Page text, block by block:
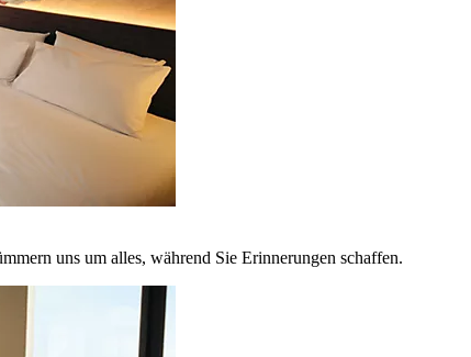
uns um alles, während Sie Erinnerungen schaffen.